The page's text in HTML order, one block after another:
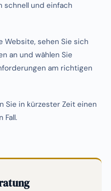
schnell und einfach
Website, sehen Sie sich
an und wählen Sie
am richtigen
Sie in kürzester Zeit einen
Fall.